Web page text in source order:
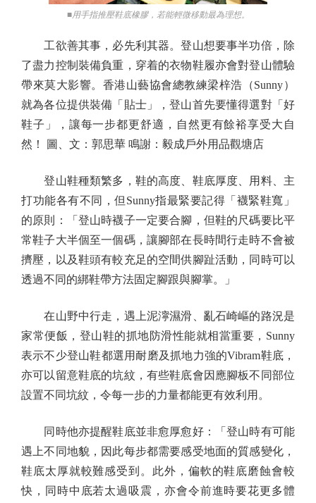
■用手指推壓鞋底橡膠，若能輕微移動最為理想。
工欲善其事，必先利其器。登山想要事半功倍，除
了盡力控制裝備負重，穿着的衣物鞋履亦會對登山體驗
帶來莫大影響。香港山藝協會總教練梁梓浩（Sunny）
就為各位提供裝備「貼士」，登山首先要懂得選對「好
鞋子」，讓每一步都更舒適，自然更有餘裕享受大自
然！ 圖、文：郭思華 鳴謝：毅成戶外用品觀塘店
登山鞋種類繁多，鞋的高度、鞋底厚度、用料、主
打功能各有不同，但Sunny指最緊要記得「襪緊鞋寬」
的原則：「登山時襪子一定要合腳，但鞋的尺碼要比平
常鞋子大半個至一個碼，讓腳部在長時間行走時不會被
擠壓，以及鞋頭有較充足的空間供腳趾活動，同時可以
透過不同的綁鞋帶方法固定腳跟與腳掌。」
在山野中行走，遇上泥濘濕滑、亂石崎嶇的路況是
家常便飯，登山鞋的抓地防滑性能就相當重要，Sunny
表示不少登山鞋都選用耐磨及抓地力強的Vibram鞋底，
亦可以留意鞋底的坑紋，有些鞋底會因應腳板不同部位
設置不同坑紋，令每一步的力量都能更有效利用。
同時他亦提醒鞋底並非愈厚愈好：「登山時有可能
遇上不同地貌，因此每步都需要感受地面的質感變化，
鞋底太厚就較難感受到。此外，偏軟的鞋底磨蝕會較
快，同時中底若太過吸震，亦會令前進時要花更多體